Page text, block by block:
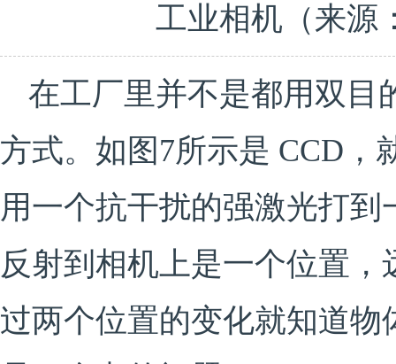
工业相机（来源
在工厂里并不是都用双目
方式。如图7所示是 CCD，
用一个抗干扰的强激光打
反射到相机上是一个位置
过两个位置的变化就知道